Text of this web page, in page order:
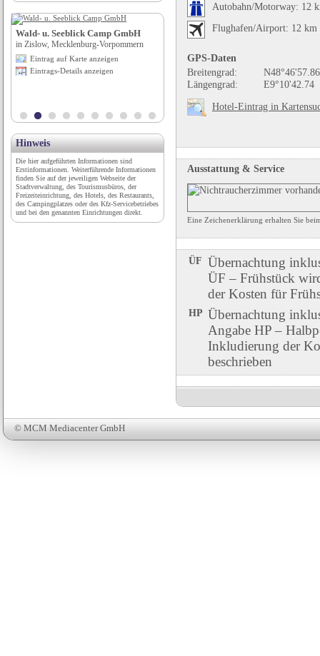
Autobahn/Motorway: 12
Flughafen/Airport: 12 km
GPS-Daten
Breitengrad:
N48°46'57.86
Längengrad:
E9°10'42.74
Hotel-Eintrag in
Ausstattung & Service
Eine Zeichenerklärung erhalten Sie
ÜF Übernachtung
ÜF – Frühstück
der Kosten für
HP Übernachtung
Angabe HP –
Inkludierung der
beschrieben
© MCM Mediacenter GmbH
Wald- u. Seeblick Camp GmbH
in Zislow, Mecklenburg-Vorpommern
Eintrag auf Karte anzeigen
Eintrags-Details anzeigen
Tourismusverein Kastelbell-
in Kastelbell-Tschars (BZ), Trentino-
Südtirol
Eintrag auf Karte anzeigen
Eintrags-Details anzeigen
Hinweis
Die hier aufgeführten Informationen sind
Erstinformationen. Weiterführende Informationen
finden Sie auf der jeweiligen Webseite der
Stadtverwaltung, des Tourismusbüros, der
Freizeiteinrichtung, des Hotels, des Restaurants,
des Campingplatzes oder des Kfz-Servicebetriebes
und bei den genannten Einrichtungen direkt.